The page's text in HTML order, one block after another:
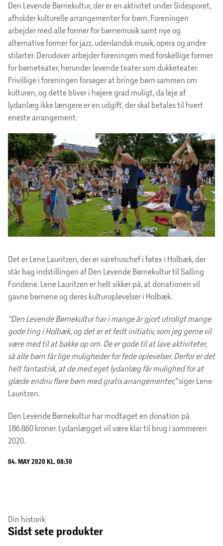
Den Levende Børnekultur, der er en aktivitet under Sidesporet,
afholder kulturelle arrangementer for børn. Foreningen
arbejder med alle former for børnemusik samt nye og
alternative former for jazz, udenlandsk musik, opera og andre
stilarter. Derudover arbejder foreningen med forskellige former
for børneteater, herunder levende teater som dukketeater.
Frivillige i foreningen forsøger at bringe børn sammen om
kulturen, og dette bliver i højere grad muligt, da leje af
lydanlæg ikke længere er en udgift, der skal betales til hvert
eneste arrangement.
Det er Lene Lauritzen, der er varehuschef i føtex i Holbæk, der
står bag indstillingen af Den Levende Børnekultur til Salling
Fondene. Lene Lauritzen er helt sikker på, at donationen vil
gavne børnene og deres kulturoplevelser i Holbæk.
“Den Levende Børnekultur har i mange år gjort utroligt mange
gode ting i Holbæk, og det er et fedt initiativ, som jeg gerne vil
være med til at bakke op om. De er gode til at lave aktiviteter,
så alle børn får lige muligheder for fede oplevelser. Derfor er det
helt fantastisk, at de med eget lydanlæg får mulighed for at
glæde endnu flere børn med gratis arrangementer,”siger Lene
Lauritzen.
Den Levende Børnekultur har modtaget en donation på
186.860 kroner. Lydanlægget vil være klar til brug i sommeren
2020.
04. MAY 2020 KL. 08:30
Din historik
Sidst sete produkter